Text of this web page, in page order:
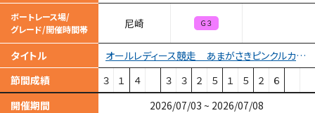
ボートレース場/
グレード/開催時間帯
尼崎 Ｇ３
タイトル
オールレディース競走 あまがさきピンクルカップ
節間成績
３ １ ４ ３ ３ ２ ５ １ ５ ２ ６
開催期間 2026/07/03 ~ 2026/07/08